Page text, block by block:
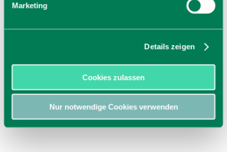
Marketing
Details zeigen
Cookies zulassen
Nur notwendige Cookies verwenden